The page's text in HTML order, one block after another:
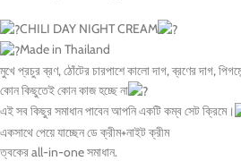
CHILI DAY NIGHT CREAM
Made in Thailand
মুখে প্রচুর ব্রণ, ঠোঁটের চারপাশে কালো দাগ, ব্রণের দাগ,
কোন কিছুতেই কোন কাজ হচ্ছে না
এই সব কিছুর সমাধান পাবেন আপনি একটি কম্ব সেট ক্রিমে।
একসাথে পেয়ে যাচ্ছেন ডে ক্রীম+নাইট ক্রীম
ত্বকের all-in-one সমাধান.